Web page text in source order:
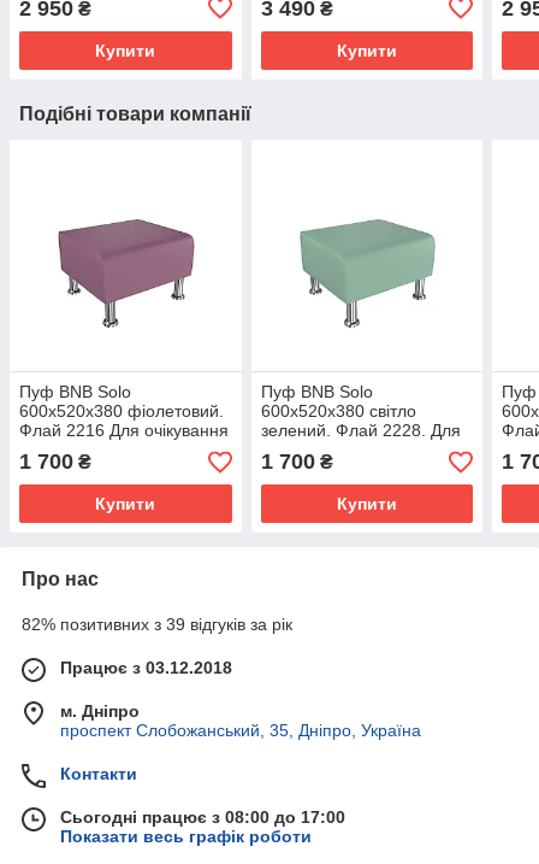
лікарні, адміністратора,
очікування
2 950 ₴
Купити
приймальні
3 490₴
Купити
2
Подібні товари компанії
Пуф BNB Solo
600x520x380 фіолетовий.
Флай 2216 Для очікування
1 700 ₴
Купити
Пуф BNB Solo
600x520x380 світло
зелений. Флай 2228. Для
очікування
1 700₴
Купити
Пуф
1
Про нас
82% позитивних з 39 відгуків за рік
Працює з 03.12.2018
м. Дніпро
проспект Слобожанський, 35, Дніпро, Україна
Контакти
Сьогодні працює з 08:00 до 17:00
Показати весь графік роботи